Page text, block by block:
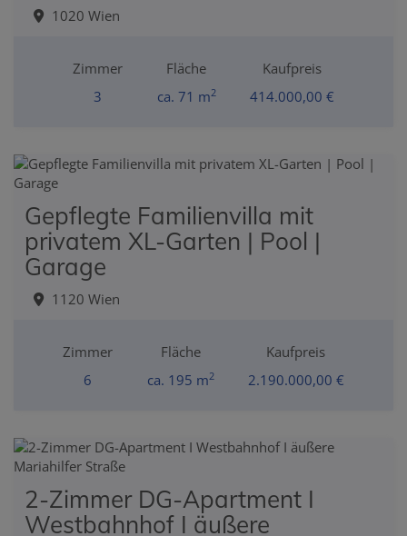
1020 Wien
Zimmer
3
Fläche
ca. 71 m2
Kaufpreis
414.000,00 €
Gepflegte Familienvilla mit
privatem XL-Garten | Pool |
Garage
1120 Wien
Zimmer
6
Fläche
ca. 195 m2
Kaufpreis
2.190.000,00 €
2-Zimmer DG-Apartment I
Westbahnhof I äußere